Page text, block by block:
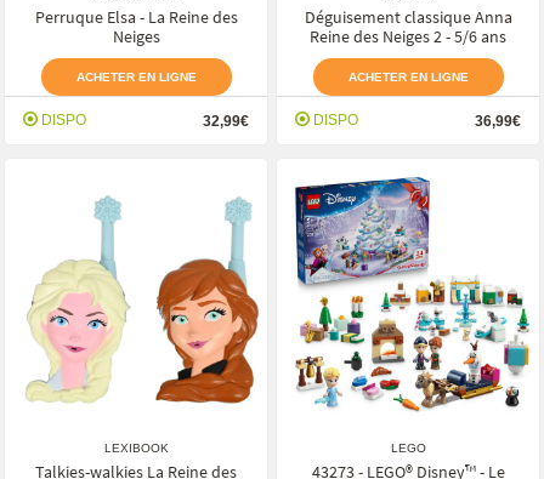
Perruque Elsa - La Reine des
Neiges
ACHETER EN LIGNE
DISPO 32,99€
Déguisement classique Anna
Reine des Neiges 2 - 5/6 ans
ACHETER EN LIGNE
DISPO 36,99€
LEXIBOOK
Talkies-walkies La Reine des
LEGO
43273 - LEGO® Disney™ - Le